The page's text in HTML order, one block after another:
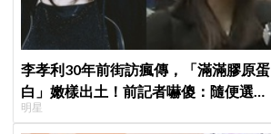
李孝利30年前街訪瘋傳，「滿滿膠原蛋
白」嫩樣出土！前記者嚇傻：隨便選到
傳奇
明星